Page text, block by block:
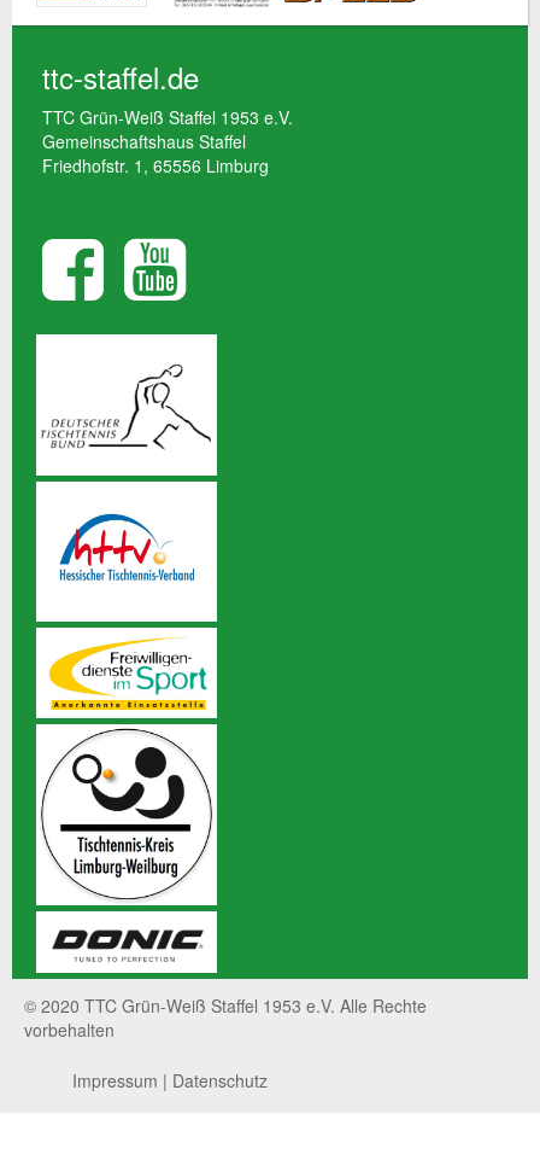
ttc-staffel.de
TTC Grün-Weiß Staffel 1953 e.V.
Gemeinschaftshaus Staffel
Friedhofstr. 1, 65556 Limburg
© 2020 TTC Grün-Weiß Staffel 1953 e.V. Alle Rechte
vorbehalten
Impressum | Datenschutz